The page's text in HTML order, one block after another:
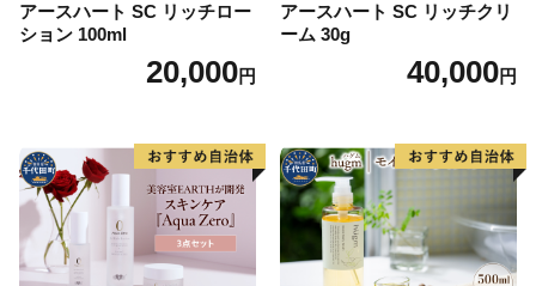
アースハート SC リッチロー
ション 100ml
20,000円
アースハート SC リッチクリ
ーム 30g
40,000円